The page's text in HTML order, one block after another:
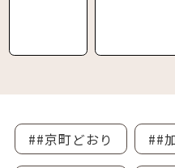
##京町どおり ##